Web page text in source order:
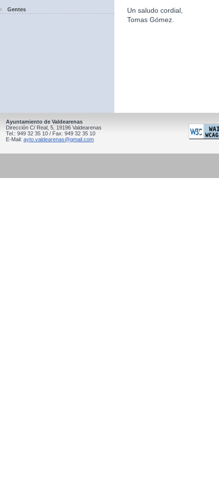
Gentes
Un saludo cordial,
Tomas Gómez.
Ayuntamiento de Valdearenas
Dirección C/ Real, 5, 19196 Valdearenas
Tel.: 949 32 35 10 / Fax: 949 32 35 10
E-Mail: ayto.valdearenas@gmail.com